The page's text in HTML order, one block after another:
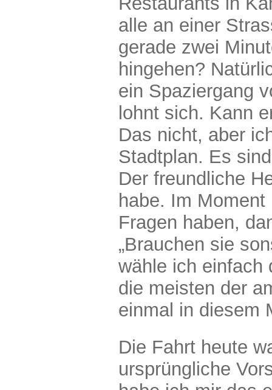
alle an einer
gerade zwei
hingehen?
ein Spaziergang
lohnt sich. Kann
Das nicht, aber
Stadtplan. Es
Der freundliche
habe. Im
Fragen haben,
„Brauchen sie
wähle ich einfach
die meisten der
einmal in diesem
Die Fahrt heute
ursprüngliche